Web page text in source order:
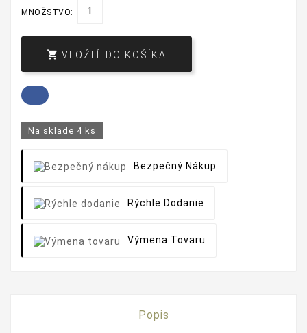
MNOŽSTVO:
 VLOŽIŤ DO KOŠÍKA
Na sklade 4 ks
Bezpečný Nákup
Rýchle Dodanie
Výmena Tovaru
Popis